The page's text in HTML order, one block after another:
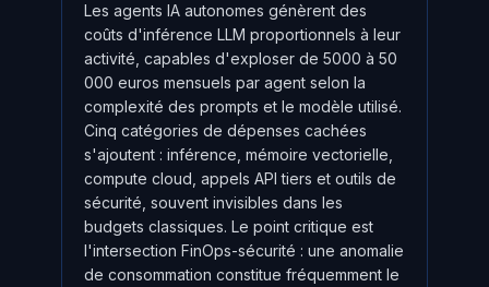
Les agents IA autonomes génèrent des
coûts d'inférence LLM proportionnels à leur
activité, capables d'exploser de 5000 à 50
000 euros mensuels par agent selon la
complexité des prompts et le modèle utilisé.
Cinq catégories de dépenses cachées
s'ajoutent : inférence, mémoire vectorielle,
compute cloud, appels API tiers et outils de
sécurité, souvent invisibles dans les
budgets classiques. Le point critique est
l'intersection FinOps-sécurité : une anomalie
de consommation constitue fréquemment le